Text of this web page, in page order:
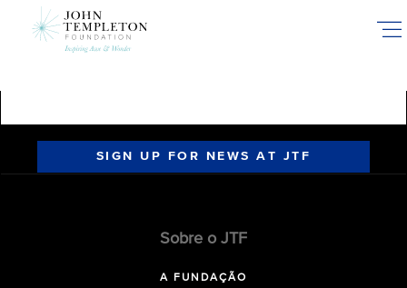
SIGN UP FOR NEWS AT JTF
Sobre o JTF
A FUNDAÇÃO